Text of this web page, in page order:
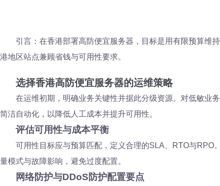
引言：在香港部署高防便宜服务器，目标是用有限预算维
港地区站点兼顾省钱与可用性要求。
选择香港高防便宜服务器的运维策略
在运维初期，明确业务关键性并据此分级资源。对低敏业
简洁自动化，以降低人工成本并提升可用性。
评估可用性与成本平衡
可用性目标应与预算匹配，定义合理的SLA、RTO与RPO
量模式与故障影响，避免过度配置。
网络防护与DDoS防护配置要点